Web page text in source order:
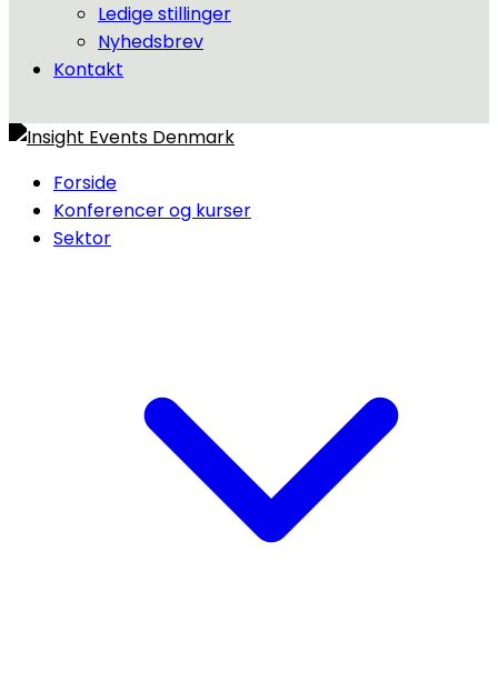
Ledige stillinger
Nyhedsbrev
Kontakt
Forside
Konferencer og kurser
Sektor